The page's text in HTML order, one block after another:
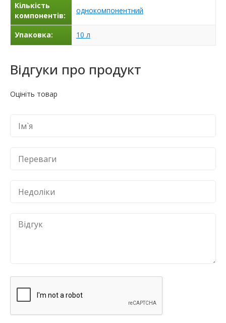
Кількість
компонентів:
однокомпонентний
Упаковка: 10 л
Відгуки про продукт
Оцініть товар